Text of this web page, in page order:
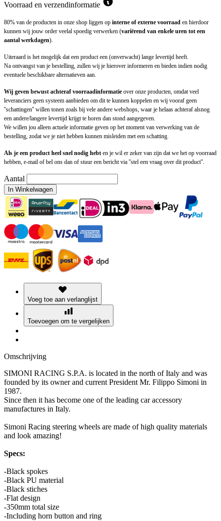
Voorraad en verzendinformatie
80% van de producten in onze shop liggen op interne of externe voorraad en hierdoor
kunnen wij jouw order veelal spoedig verwerken (variërend van enkele uren tot een
aantal werkdagen).
Uiteraard is het mogelijk dat een product een (onverwacht) lange levertijd heeft.
Na ontvangst van je bestelling, zullen wij je hierover informeren en bieden indien nodig
eventuele beschikbare alternatieven aan.
Wij geven bewust achteraf voorraadinformatie over onze producten, omdat veel
leveranciers geen systeem aanbieden om dit te kunnen koppelen en wij vooraf geen
''schattingen'' willen tonen zoals bij vele andere webshops, waar je helaas achteraf alsnog
een andere/langere levertijd krijgt te horen dan stond aangegeven.
We willen jou alleen actuele informatie geven op het moment van verwerking van de
bestelling, zodat we je niet hebben kunnen misleiden met een schatting.
Als je een product heel snel nodig hebt en je wil er zeker van zijn dat we het op voorraad
hebben, e-mail of bel ons dan of stuur een bericht via ''stel een vraag over dit product''.
Aantal
In Winkelwagen
Voeg toe aan verlanglijst
Toevoegen om te vergelijken
Omschrijving
SIMONI RACING S.P.A. is located in the north of Italy and was
founded by its owner and current President Mr. Filippo Simoni in
1987.
Since then it has become one of the leading car accessory
manufactures in Italy.
Simoni Racing steering wheels are made of high quality materials
and look amazing!
Specs:
-Black spokes
-Black PU material
-Black stiches
-Flat design
-350mm total size
-Including horn button and ring